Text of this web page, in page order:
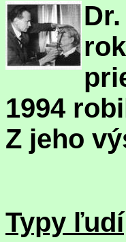
1994
Z jeho
Typy ľudí